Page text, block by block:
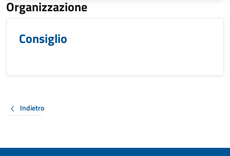
Organizzazione
Consiglio
Indietro